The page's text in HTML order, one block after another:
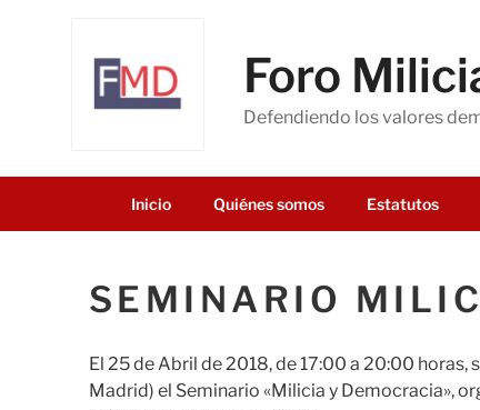
Foro
Defendiendo los valores
Inicio Quiénes somos Estatutos
SEMINARIO
El 25 de Abril de 2018, de 17:00 a 20:00 horas,
Madrid) el Seminario «Milicia y Democracia»,